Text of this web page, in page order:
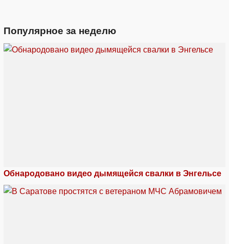
Популярное за неделю
Обнародовано видео дымящейся свалки в Энгельсе